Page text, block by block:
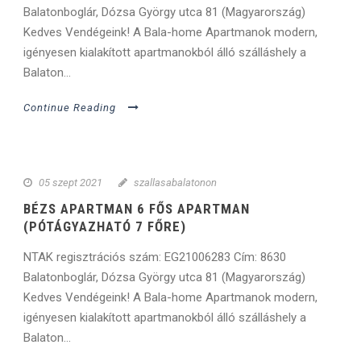
Balatonboglár, Dózsa György utca 81 (Magyarország)
Kedves Vendégeink! A Bala-home Apartmanok modern,
igényesen kialakított apartmanokból álló szálláshely a
Balaton...
Continue Reading
05 szept 2021 szallasabalatonon
BÉZS APARTMAN 6 FŐS APARTMAN
(PÓTÁGYAZHATÓ 7 FŐRE)
NTAK regisztrációs szám: EG21006283 Cím: 8630
Balatonboglár, Dózsa György utca 81 (Magyarország)
Kedves Vendégeink! A Bala-home Apartmanok modern,
igényesen kialakított apartmanokból álló szálláshely a
Balaton...